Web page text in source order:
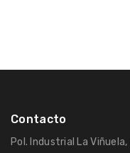
Contacto
Pol. Industrial La